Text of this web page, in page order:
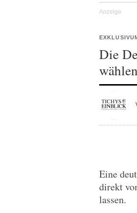
Die
wählen
Eine
direkt
lassen.